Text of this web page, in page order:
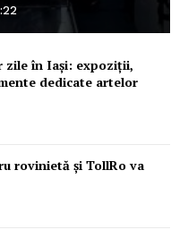
zile în Iași: expoziții,
dedicate artelor
rovinietă și TollRo va